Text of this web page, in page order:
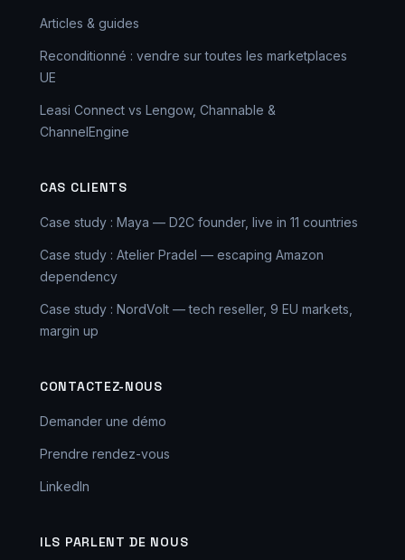
Articles & guides
Reconditionné : vendre sur toutes les marketplaces
UE
Leasi Connect vs Lengow, Channable &
ChannelEngine
CAS CLIENTS
Case study : Maya — D2C founder, live in 11 countries
Case study : Atelier Pradel — escaping Amazon
dependency
Case study : NordVolt — tech reseller, 9 EU markets,
margin up
CONTACTEZ-NOUS
Demander une démo
Prendre rendez-vous
LinkedIn
ILS PARLENT DE NOUS